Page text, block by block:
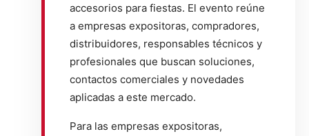
accesorios para fiestas. El evento reúne
a empresas expositoras, compradores,
distribuidores, responsables técnicos y
profesionales que buscan soluciones,
contactos comerciales y novedades
aplicadas a este mercado.
Para las empresas expositoras,